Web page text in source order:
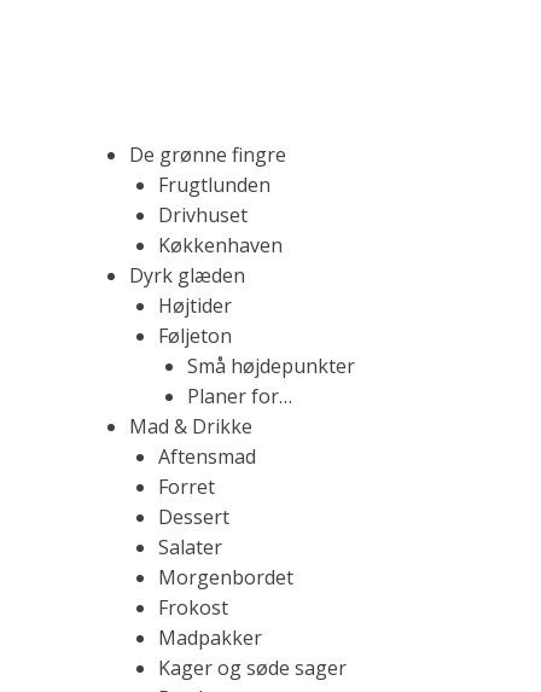
F
r
k
.
R
o
s
a
d
b
l
o
g
f
d
t
m
e
d
n
e
m
m
De grønne fingre
Frugtlunden
Drivhuset
Køkkenhaven
Dyrk glæden
Højtider
Føljeton
Små højdepunkter
Planer for…
Mad & Drikke
Aftensmad
Forret
Dessert
Salater
Morgenbordet
Frokost
Madpakker
Kager og søde sager